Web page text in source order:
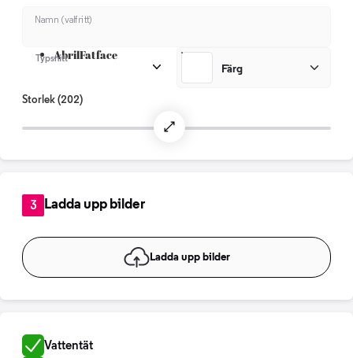
Namn (valfritt)
TypsnittAbrilFatface
Färg
Storlek(202)
3 Ladda upp bilder
Ladda upp bilder
Vattentät